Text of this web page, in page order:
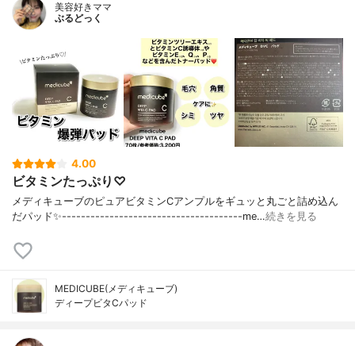
美容好きママ
ぶるどっく
4.00
ビタミンたっぷり♡
メディキューブのピュアビタミンCアンプルをギュッと丸ごと詰め込ん
だパッド✨⁣⁣--------------------------------------⁣me…続きを見る
MEDICUBE(メディキューブ)
ディープビタCパッド